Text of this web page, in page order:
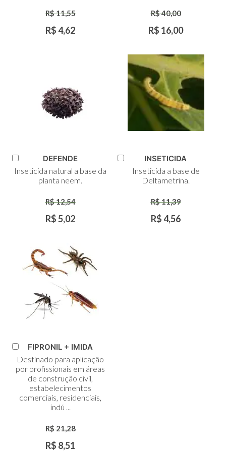
R$ 11,55
R$ 4,62
R$ 40,00
R$ 16,00
ao
Carrinho
DEFENDE
Inseticida natural a base da
planta neem.
R$ 12,54
R$ 5,02
Carrinho
INSETICIDA
Inseticida a base de
Deltametrina.
R$ 11,39
R$ 4,56
ao
Carrinho
FIPRONIL + IMIDA
Destinado para aplicação
por profissionais em áreas
de construção civil,
estabelecimentos
comerciais, residenciais,
indú ...
R$ 21,28
R$ 8,51